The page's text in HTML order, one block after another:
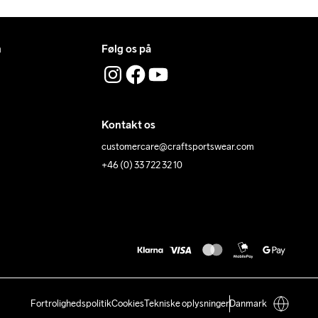
Følg os på
Kontakt os
customercare@craftsportswear.com
+46 (0) 33 722 32 10
FortrolighedspolitikCookiesTekniske oplysningerDanmark